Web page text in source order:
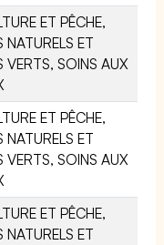
ET PÊCHE,
NATURELS ET
VERTS, SOINS AUX
ET PÊCHE,
NATURELS ET
VERTS, SOINS AUX
ET PÊCHE,
NATURELS ET